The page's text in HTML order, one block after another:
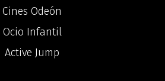
Cines Odeón
Ocio Infantil
Active Jump